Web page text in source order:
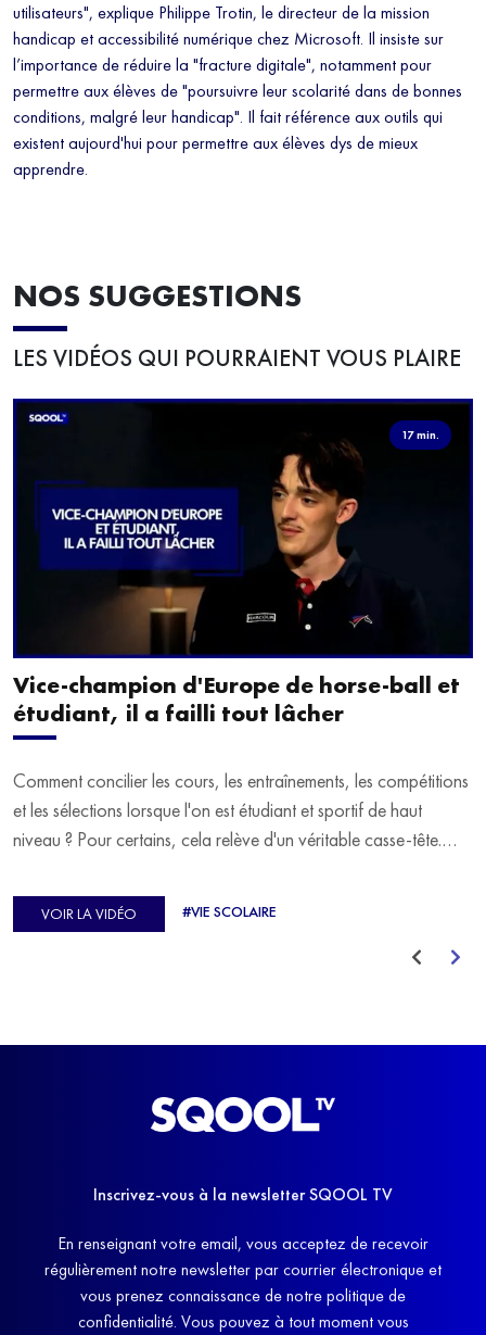
utilisateurs", explique Philippe Trotin, le directeur de la mission
handicap et accessibilité numérique chez Microsoft. Il insiste sur
l’importance de réduire la "fracture digitale", notamment pour
permettre aux élèves de "poursuivre leur scolarité dans de bonnes
conditions, malgré leur handicap". Il fait référence aux outils qui
existent aujourd'hui pour permettre aux élèves dys de mieux
apprendre.
NOS SUGGESTIONS
LES VIDÉOS QUI POURRAIENT VOUS PLAIRE
17 min.
Vice-champion d'Europe de horse-ball et
étudiant, il a failli tout lâcher
Comment concilier les cours, les entraînements, les compétitions
et les sélections lorsque l'on est étudiant et sportif de haut
niveau ? Pour certains, cela relève d'un véritable casse-tête.
d'Europe de Horse-ball, qui a failli abandonner ses études
avant de trouver un nouvel équilibre.
VOIR LA VIDÉO #VIE SCOLAIRE
Inscrivez-vous à la newsletter SQOOL TV
En renseignant votre email, vous acceptez de recevoir
régulièrement notre newsletter par courrier électronique et
vous prenez connaissance de notre politique de
confidentialité. Vous pouvez à tout moment vous